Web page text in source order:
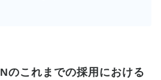
のこれまでの採用における